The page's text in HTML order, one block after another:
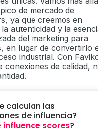
de mercado de
ya que creemos en
autenticidad y la
del marketing para
en lugar de convertirlo
industrial. Con
conexiones de calidad,
calculan las
de influencia?
influence scores?